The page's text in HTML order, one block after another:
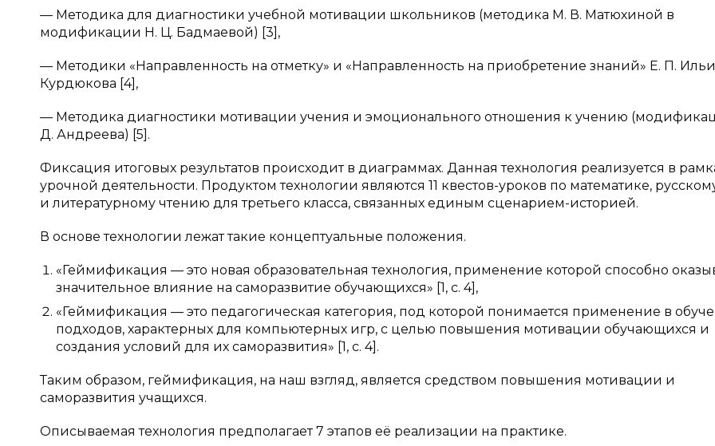
— Методика для диагностики учебной мотивации школьников (методика М. В. Матюхиной в
модификации Н. Ц. Бадмаевой) [3],
— Методики «Направленность на отметку» и «Направленность на приобретение знаний» Е. П.
Курдюкова [4],
— Методика диагностики мотивации учения и эмоционального отношения к учению
Д. Андреева) [5].
Фиксация итоговых результатов происходит в диаграммах. Данная технология реализуется в
урочной деятельности. Продуктом технологии являются 11 квестов-уроков по математике,
и литературному чтению для третьего класса, связанных единым сценарием-историей.
В основе технологии лежат такие концептуальные положения.
«Геймификация — это новая образовательная технология, применение которой способно
значительное влияние на саморазвитие обучающихся» [1, с. 4],
«Геймификация — это педагогическая категория, под которой понимается применение в
подходов, характерных для компьютерных игр, с целью повышения мотивации обучающихся и
создания условий для их саморазвития» [1, с. 4].
Таким образом, геймификация, на наш взгляд, является средством повышения мотивации и
саморазвития учащихся.
Описываемая технология предполагает 7 этапов её реализации на практике.